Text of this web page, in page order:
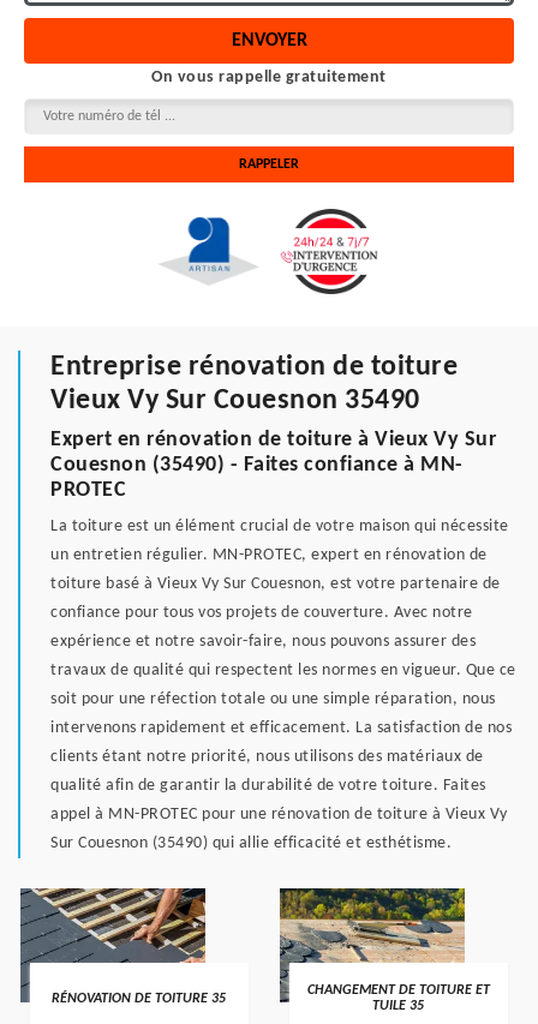
On vous rappelle gratuitement
Entreprise rénovation de toiture
Vieux Vy Sur Couesnon 35490
Expert en rénovation de toiture à Vieux Vy Sur
Couesnon (35490) - Faites confiance à MN-
PROTEC
La toiture est un élément crucial de votre maison qui nécessite
un entretien régulier. MN-PROTEC, expert en rénovation de
toiture basé à Vieux Vy Sur Couesnon, est votre partenaire de
confiance pour tous vos projets de couverture. Avec notre
expérience et notre savoir-faire, nous pouvons assurer des
travaux de qualité qui respectent les normes en vigueur. Que ce
soit pour une réfection totale ou une simple réparation, nous
intervenons rapidement et efficacement. La satisfaction de nos
clients étant notre priorité, nous utilisons des matériaux de
qualité afin de garantir la durabilité de votre toiture. Faites
appel à MN-PROTEC pour une rénovation de toiture à Vieux Vy
Sur Couesnon (35490) qui allie efficacité et esthétisme.
RÉNOVATION DE TOITURE 35
CHANGEMENT DE TOITURE ET
TUILE 35